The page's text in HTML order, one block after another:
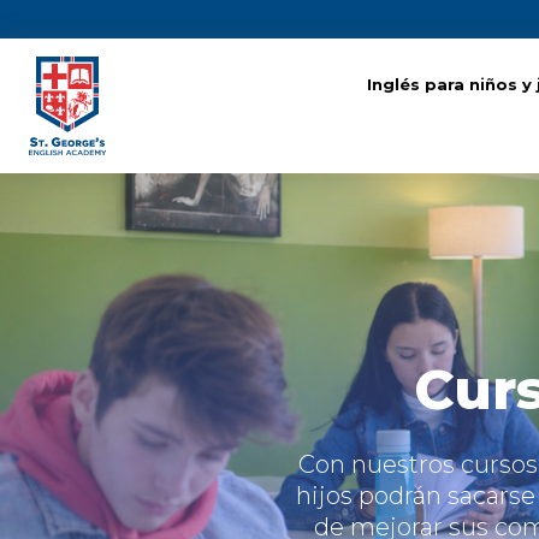
Inglés para niños y
Inglés para niños y
Con nuestros
hijos podrán
de mejorar sus